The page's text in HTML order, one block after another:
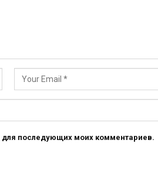
для последующих моих комментариев.